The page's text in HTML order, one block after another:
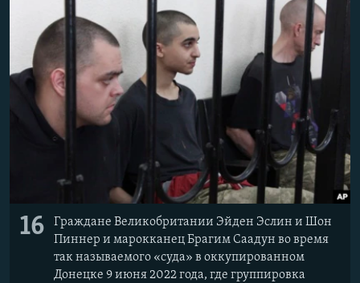
16
Граждане Великобритании Эйден Эслин и Шон
Пиннер и марокканец Брагим Саадун во время
так называемого «суда» в оккупированном
Донецке 9 июня 2022 года, где группировка